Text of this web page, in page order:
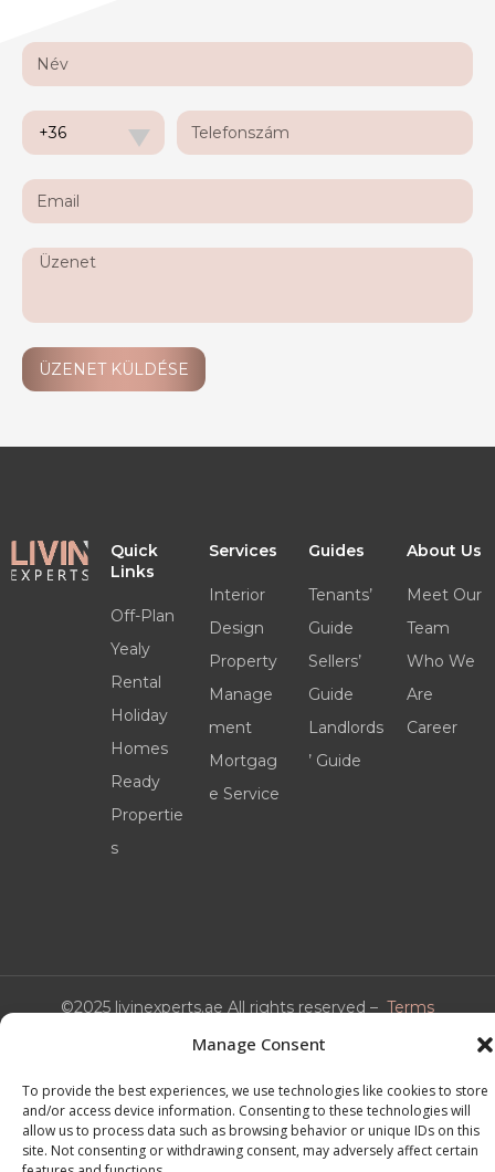
Manage Consent
To provide the best experiences, we use technologies like cookies to store
and/or access device information. Consenting to these technologies will
allow us to process data such as browsing behavior or unique IDs on this
site. Not consenting or withdrawing consent, may adversely affect certain
+36
ÜZENET KÜLDÉSE
Quick
Links
Off-Plan
Yealy
Rental
Holiday
Homes
Ready
Propertie
s
Services
Interior
Design
Property
Manage
ment
Mortgag
e Service
Guides
Tenants’
Guide
Sellers’
Guide
Landlords
’ Guide
About Us
Meet Our
Team
Who We
Are
Career
©2025 livinexperts.ae All rights reserved – Terms